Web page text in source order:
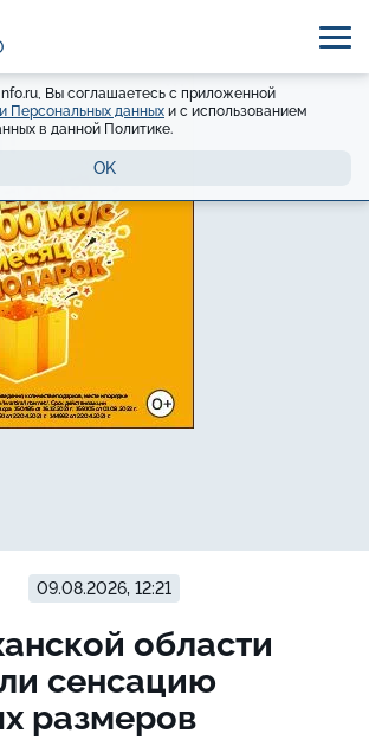
Вы соглашаетесь с приложенной
Персональных данных и с использованием
в данной Политике.
OK
09.08.2026, 12:21
области
сенсацию
размеров